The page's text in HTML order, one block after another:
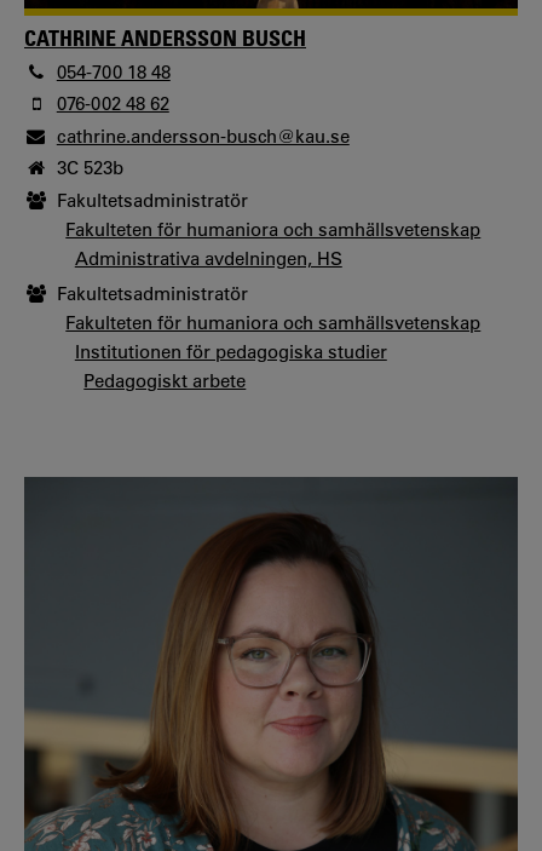
CATHRINE ANDERSSON BUSCH
054-700 18 48
076-002 48 62
cathrine.andersson-busch@kau.se
3C 523b
Fakultetsadministratör
Fakulteten för humaniora och samhällsvetenskap
Administrativa avdelningen, HS
Fakultetsadministratör
Fakulteten för humaniora och samhällsvetenskap
Institutionen för pedagogiska studier
Pedagogiskt arbete